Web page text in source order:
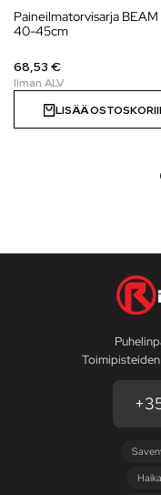
Paineilmatorvisarja BEAM
40-45cm
68,53 €
LISÄÄ